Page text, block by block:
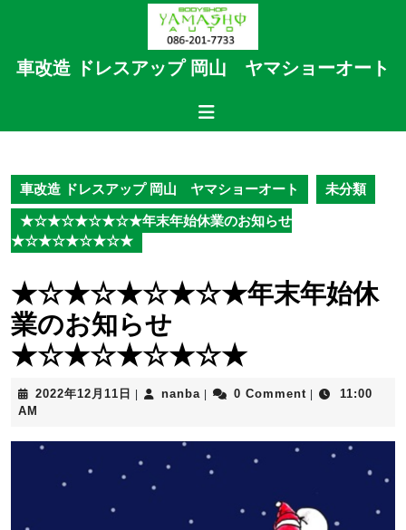
車改造 ドレスアップ 岡山 ヤマショーオート
車改造 ドレスアップ 岡山 ヤマショーオート 未分類
★☆★☆★☆★☆★年末年始休業のお知らせ
★☆★☆★☆★☆★
★☆★☆★☆★☆★年末年始休
業のお知らせ
★☆★☆★☆★☆★
2022年12月11日 2022
月
11
nanba nanba0 Comment
11:00
AM